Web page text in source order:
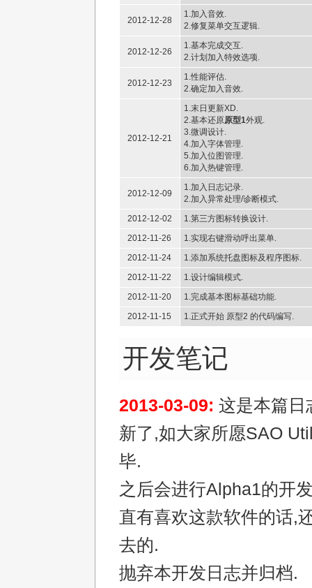
2012-12-28
1.加入音效.
2.修复菜单交互逻辑.
2012-12-26
1.基本完成交互.
2.计划加入特效选项.
2012-12-23
1.性能评估.
2.确定加入音效.
2012-12-21
1.末日更新XD.
2.基本还原原型1外观.
3.微调设计.
4.加入字体管理.
5.加入位图管理.
6.加入热键管理.
2012-12-09
1.加入日志记录.
2.加入异常处理/诊断模式.
2012-12-02
1.第三方图标转换设计.
2012-11-26
1.实现右键滑动呼出菜单.
2012-11-24
1.添加系统托盘图标及程序图标.
2012-11-22
1.设计编辑模式.
2012-11-20
1.完成基本图标基础功能.
2012-11-15
1.正式开始 原型2 的代码编写.
开发笔记
2013-03-09: 这是本篇日
新了,如大家所愿SAO
毕.
之后会进行Alpha1的开
直有喜欢这款软件的话,
去的.
抛弃本开发日志并归档.